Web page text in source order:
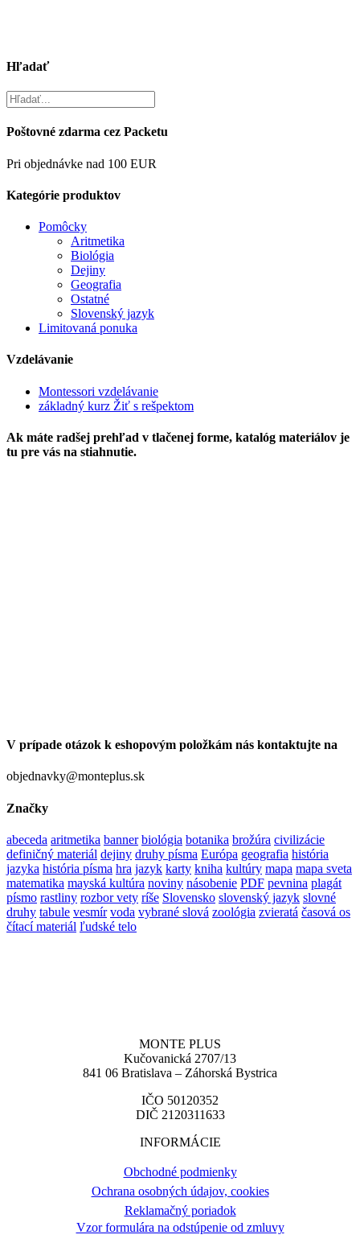
Hľadať
Poštovné zdarma cez Packetu
Pri objednávke nad 100 EUR
Kategórie produktov
Pomôcky
Aritmetika
Biológia
Dejiny
Geografia
Ostatné
Slovenský jazyk
Limitovaná ponuka
Vzdelávanie
Montessori vzdelávanie
základný kurz Žiť s rešpektom
Ak máte radšej prehľad v tlačenej forme, katalóg materiálov je
tu pre vás na stiahnutie.
V prípade otázok k eshopovým položkám nás kontaktujte na
objednavky@monteplus.sk
Značky
abeceda aritmetika banner biológia botanika brožúra civilizácie
definičný materiál dejiny druhy písma Európa geografia história
jazyka história písma hra jazyk karty kniha kultúry mapa mapa sveta
matematika mayská kultúra noviny násobenie PDF pevnina plagát
písmo rastliny rozbor vety ríše Slovensko slovenský jazyk slovné
druhy tabule vesmír voda vybrané slová zoológia zvieratá časová os
čítací materiál ľudské telo
MONTE PLUS
Kučovanická 2707/13
841 06 Bratislava – Záhorská Bystrica
IČO 50120352
DIČ 2120311633
INFORMÁCIE
Obchodné podmienky
Ochrana osobných údajov, cookies
Reklamačný poriadok
Vzor formulára na odstúpenie od zmluvy